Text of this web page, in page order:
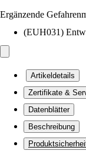
Ergänzende
(EUH031)
Artikeldetails
Zertifikate &
Datenblätter
Beschreibung